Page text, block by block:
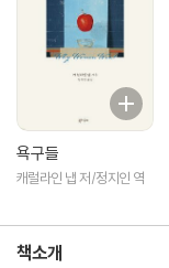
욕구들
캐럴라인 냅 저/정지인 역
책소개